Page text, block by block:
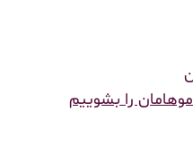
را بشوییم